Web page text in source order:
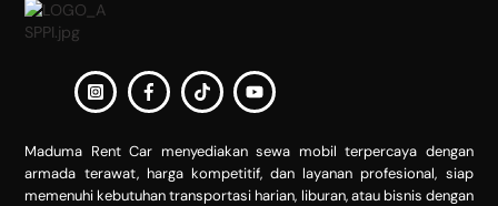
Maduma Rent Car menyediakan sewa mobil terpercaya dengan
armada terawat, harga kompetitif, dan layanan profesional, siap
memenuhi kebutuhan transportasi harian, liburan, atau bisnis dengan